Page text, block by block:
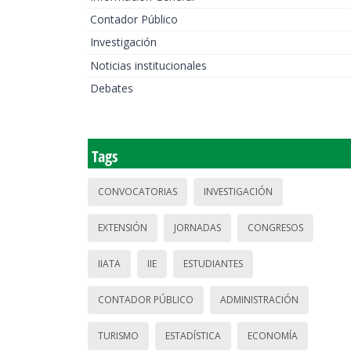
Contador Público
Investigación
Noticias institucionales
Debates
Tags
CONVOCATORIAS INVESTIGACIÓN
EXTENSIÓN JORNADAS CONGRESOS
IIATA IIE ESTUDIANTES
CONTADOR PÚBLICO ADMINISTRACIÓN
TURISMO ESTADÍSTICA ECONOMÍA